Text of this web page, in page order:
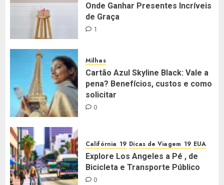
Onde Ganhar Presentes Incríveis
de Graça
1
Milhas
Cartão Azul Skyline Black: Vale a
pena? Benefícios, custos e como
solicitar
0
Califórnia Dicas de Viagem EUA
Explore Los Angeles a Pé , de
Bicicleta e Transporte Público
0